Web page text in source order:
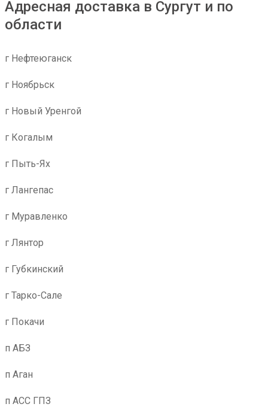
Адресная доставка в Сургут и по
области
г Нефтеюганск
г Ноябрьск
г Новый Уренгой
г Когалым
г Пыть-Ях
г Лангепас
г Муравленко
г Лянтор
г Губкинский
г Тарко-Сале
г Покачи
п АБЗ
п Аган
п АСС ГПЗ